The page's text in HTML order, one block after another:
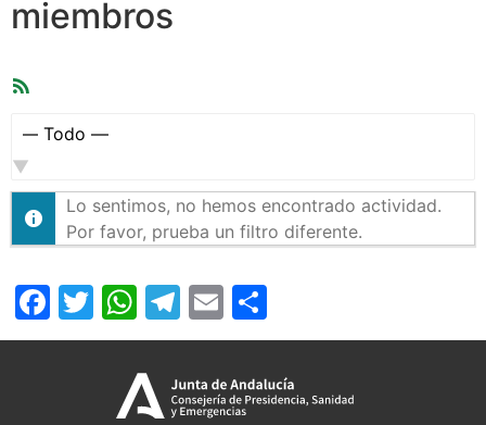
miembros
Mostrar:
Lo sentimos, no hemos encontrado actividad.
Por favor, prueba un filtro diferente.
Facebook
Twitter
WhatsApp
Telegram
Email